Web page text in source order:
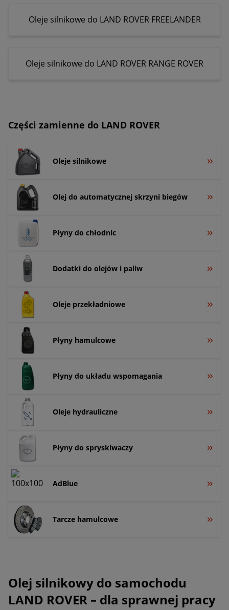
Oleje silnikowe do LAND ROVER FREELANDER
Oleje silnikowe do LAND ROVER RANGE ROVER
Części zamienne do LAND ROVER
Oleje silnikowe
Olej do automatycznej skrzyni biegów
Płyny do chłodnic
Dodatki do olejów i paliw
Oleje przekładniowe
Płyny hamulcowe
Płyny do układu wspomagania
Oleje hydrauliczne
Płyny do spryskiwaczy
AdBlue
Tarcze hamulcowe
Olej silnikowy do samochodu
LAND ROVER – dla sprawnej pracy